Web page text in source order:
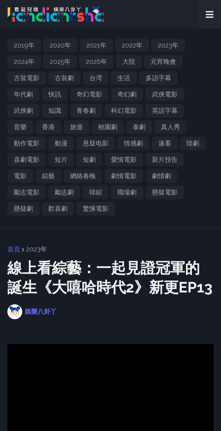
2019年 2020年 2021年 2022年 2023年
2024年 2025年 2026年 大陸 元宵晚會
古裝電影 古裝劇 台湾 生活 多語字幕
年代劇 快訊 奇幻電影 奇幻劇 武俠電影
武俠劇 知識 青春劇 科幻電影 英語字幕
音樂 香港 旅遊 校園劇 泰劇 真人秀
動作電影 動漫 悬疑电影 情感劇 速看 陸劇
喜劇電影 短片 短劇 愛情電影 新片預告
電影 綜藝 網絡春晚 劇情電影 劇情劇
勵志電影 勵志劇 韓綜 職場劇 懸疑電影
懸疑劇 歡喜劇 驚悚電影
首頁 2023年
線上看綜藝：一起見證冠軍的
誕生《大嘻哈時代2》新更EP13
娛樂八卦丫